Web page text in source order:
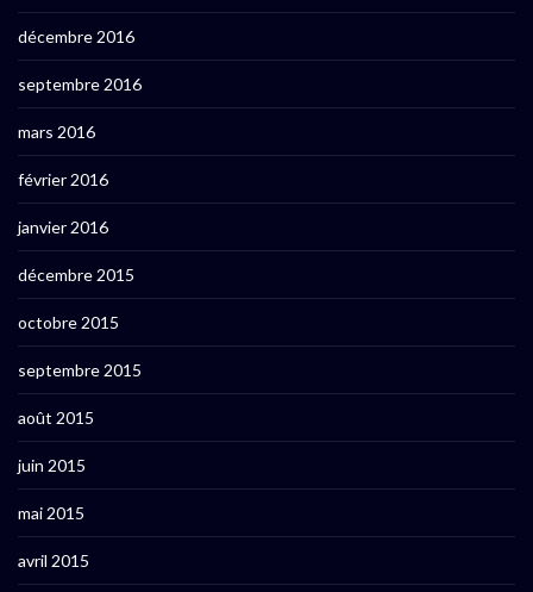
décembre 2016
septembre 2016
mars 2016
février 2016
janvier 2016
décembre 2015
octobre 2015
septembre 2015
août 2015
juin 2015
mai 2015
avril 2015